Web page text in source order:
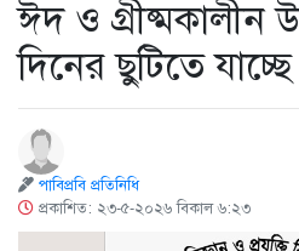
ঈদ ও গ্রীষ্মকালীন
দিনের ছুটিতে যাচ্ছে
পাবিপ্রবি প্রতিনিধি
প্রকাশিত: ২৩-৫-২০২৬ বিকাল ৬:২৩